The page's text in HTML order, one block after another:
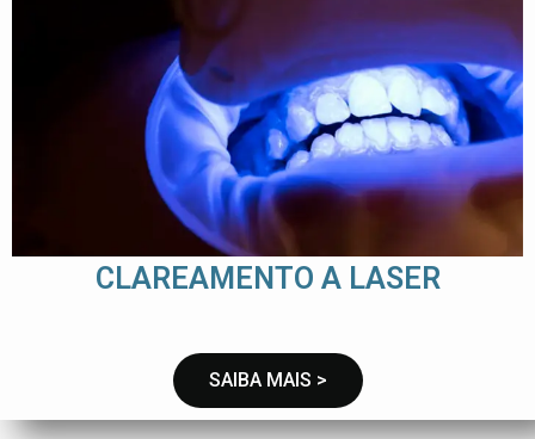
CLAREAMENTO A LASER
SAIBA MAIS >